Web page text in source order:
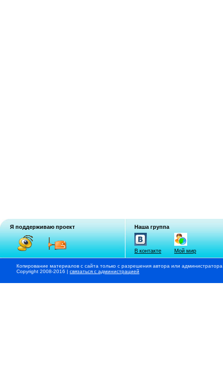
Я поддерживаю проект Наша группа
В контакте Мой мир
Копирование материалов с сайта только с разрешения автора или
Copyright 2008-2016 | связаться с администрацией